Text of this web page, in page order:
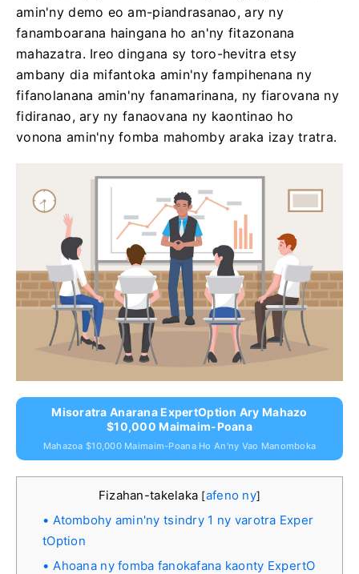
amin'ny demo eo am-piandrasanao, ary ny
fanamboarana haingana ho an'ny fitazonana
mahazatra. Ireo dingana sy toro-hevitra etsy
ambany dia mifantoka amin'ny fampihenana ny
fifanolanana amin'ny fanamarinana, ny fiarovana ny
fidiranao, ary ny fanaovana ny kaontinao ho
vonona amin'ny fomba mahomby araka izay tratra.
Misoratra Anarana ExpertOption Ary Mahazo
$10,000 Maimaim-Poana
Mahazoa $10,000 Maimaim-Poana Ho An'ny Vao Manomboka
Fizahan-takelaka [afeno ny]
Atombohy amin'ny tsindry 1 ny varotra Exper
tOption
Ahoana ny fomba fanokafana kaonty ExpertO